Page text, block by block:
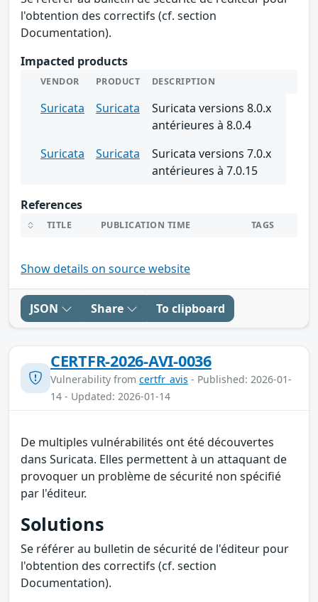
l'obtention des correctifs (cf. section
Documentation).
Impacted products
VENDOR PRODUCT DESCRIPTION
Suricata Suricata
Suricata versions 8.0.x
antérieures à 8.0.4
Suricata
Suricata
Suricata versions 7.0.x
antérieures à 7.0.15
References
TITLE PUBLICATION TIME TAGS
Show details on source website
JSON Share To clipboard
CERTFR-2026-AVI-0036
Vulnerability from certfr_avis - Published: 2026-01-
14 - Updated: 2026-01-14
De multiples vulnérabilités ont été découvertes
dans Suricata. Elles permettent à un attaquant de
provoquer un problème de sécurité non spécifié
par l'éditeur.
Solutions
Se référer au bulletin de sécurité de l'éditeur pour
l'obtention des correctifs (cf. section
Documentation).